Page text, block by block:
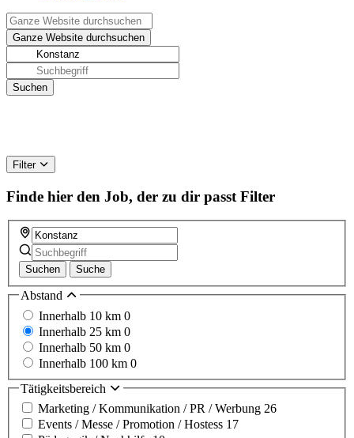
Filter
Finde hier den Job, der zu dir passt Filter
Suchen Suche
Abstand
Innerhalb 10 km 0
Innerhalb 25 km 0
Innerhalb 50 km 0
Innerhalb 100 km 0
Tätigkeitsbereich
Marketing / Kommunikation / PR / Werbung 26
Events / Messe / Promotion / Hostess 17